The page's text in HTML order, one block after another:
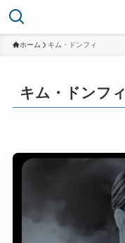
ホーム キム・ドンフィ
キム・ドンフィ